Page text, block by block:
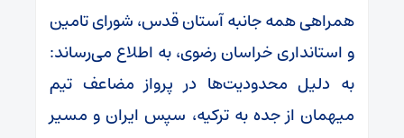
همراهی همه جانبه آستان قدس، شورای تامین
و استانداری خراسان رضوی، به اطلاع می‌رساند:
به دلیل محدودیت‌ها در پرواز مضاعف تیم
میهمان از جده به ترکیه، سپس ایران و مسیر